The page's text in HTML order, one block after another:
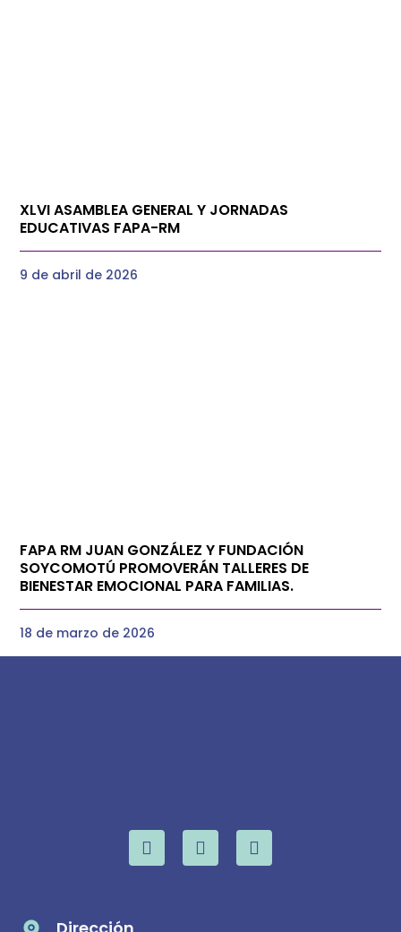
XLVI ASAMBLEA GENERAL Y JORNADAS
EDUCATIVAS FAPA-RM
9 de abril de 2026
FAPA RM JUAN GONZÁLEZ Y FUNDACIÓN
SOYCOMOTÚ PROMOVERÁN TALLERES DE
BIENESTAR EMOCIONAL PARA FAMILIAS.
18 de marzo de 2026